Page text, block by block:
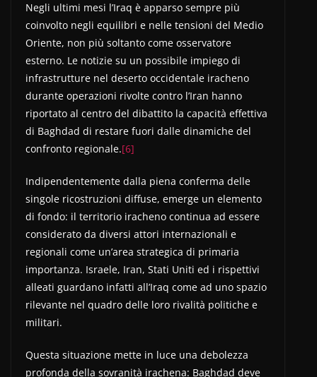
Negli ultimi mesi l’Iraq è apparso sempre più
coinvolto negli equilibri e nelle tensioni del Medio
Oriente, non più soltanto come osservatore
esterno. Le notizie su un possibile impiego di
infrastrutture nel deserto occidentale iracheno
durante operazioni rivolte contro l’Iran hanno
riportato al centro del dibattito la capacità effettiva
di Baghdad di restare fuori dalle dinamiche del
confronto regionale.[6]
Indipendentemente dalla piena conferma delle
singole ricostruzioni diffuse, emerge un elemento
di fondo: il territorio iracheno continua ad essere
considerato da diversi attori internazionali e
regionali come un’area strategica di primaria
importanza. Israele, Iran, Stati Uniti ed i rispettivi
alleati guardano infatti all’Iraq come ad uno spazio
rilevante nel quadro delle loro rivalità politiche e
militari.
Questa situazione mette in luce una debolezza
profonda della sovranità irachena: Baghdad deve